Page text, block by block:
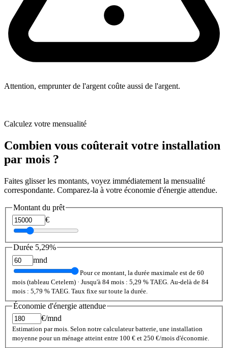
Attention, emprunter de l'argent coûte aussi de l'argent.
Calculez votre mensualité
Combien vous coûterait votre installation
par mois ?
Faites glisser les montants, voyez immédiatement la mensualité
correspondante. Comparez-la à votre économie d'énergie attendue.
Montant du prêt
€
Durée 5,29%
mnd
Pour ce montant, la durée maximale est de 60
mois (tableau Cetelem) · Jusqu'à 84 mois : 5,29 % TAEG. Au-delà de 84
mois : 5,79 % TAEG. Taux fixe sur toute la durée.
Économie d'énergie attendue
€/mnd
Estimation par mois. Selon notre calculateur batterie, une installation
moyenne pour un ménage atteint entre 100 € et 250 €/mois d'économie.